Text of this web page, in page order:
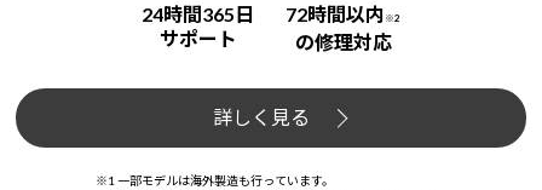
24時間365日
サポート
72時間以内 ※2
の修理対応
詳しく見る
※1 一部モデルは海外製造も行っています。